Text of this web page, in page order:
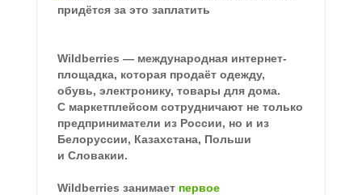
Wildberries — международная интернет-
площадка, которая продаёт одежду,
обувь, электронику, товары для дома.
С маркетплейсом сотрудничают не только
предприниматели из России, но и из
Белоруссии, Казахстана, Польши
и Словакии.
Wildberries занимает первое